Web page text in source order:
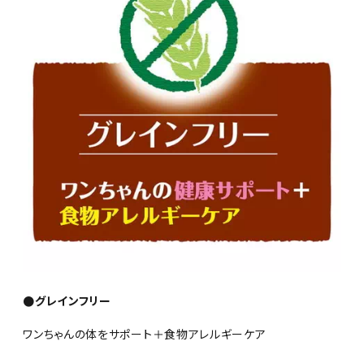
●グレインフリー
ワンちゃんの体をサポート＋食物アレルギーケア